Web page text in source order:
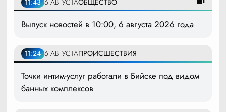
11:43 6 АВГУСТАОБЩЕСТВО
Выпуск новостей в 10:00, 6 августа 2026 года
11:24 6 АВГУСТАПРОИСШЕСТВИЯ
Точки интим-услуг работали в Бийске под видом
банных комплексов